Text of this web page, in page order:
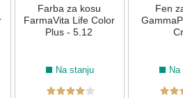
Farba za kosu
FarmaVita Life Color
Plus - 5.12
Na stanju
Fen